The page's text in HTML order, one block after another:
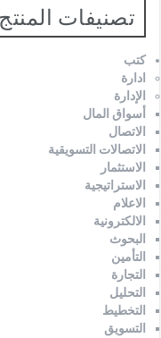
تصنيفات المنتج
كتب
ادارة
الإدارة
أسواق المال
الاتصال
الاتصالات التسويقية
الاستثمار
الاستراتيجية
الاعلام
الالكترونية
البحوث
التأمين
التجارة
التحليل
التخطيط
التسويق